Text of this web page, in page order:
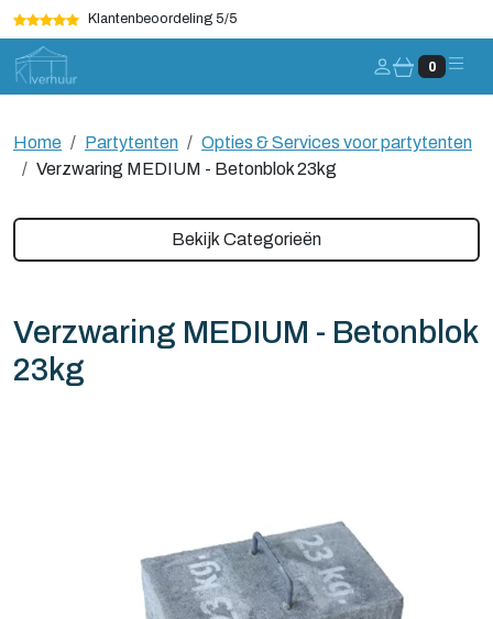
Klantenbeoordeling 5/5
Account 0
Home Partytenten
Opties & Services voor partytenten
Verzwaring MEDIUM - Betonblok 23kg
Bekijk Categorieën
Verzwaring MEDIUM - Betonblok
23kg